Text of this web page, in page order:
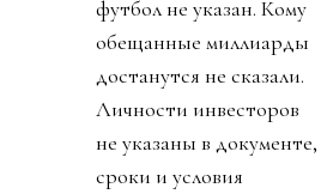
футбол не указан. Кому
обещанные миллиарды
достанутся не сказали.
Личности инвесторов
не указаны в документе,
сроки и условия